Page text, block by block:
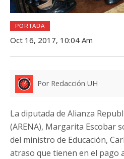
PORTADA
Oct 16, 2017, 10:04 Am
Por Redacción UH
La diputada de Alianza
(ARENA), Margarita Escobar
del ministro de Educación,
atraso que tienen en el pago